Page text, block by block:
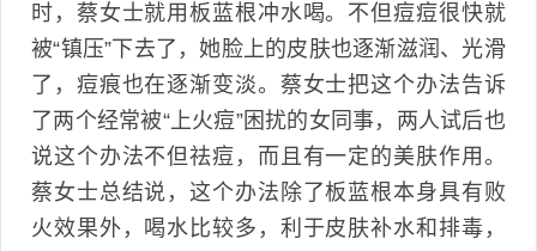
时，蔡女士就用板蓝根冲水喝。不但痘痘很快就
被“镇压”下去了，她脸上的皮肤也逐渐滋润、光滑
了，痘痕也在逐渐变淡。蔡女士把这个办法告诉
了两个经常被“上火痘”困扰的女同事，两人试后也
说这个办法不但祛痘，而且有一定的美肤作用。
蔡女士总结说，这个办法除了板蓝根本身具有败
火效果外，喝水比较多，利于皮肤补水和排毒，